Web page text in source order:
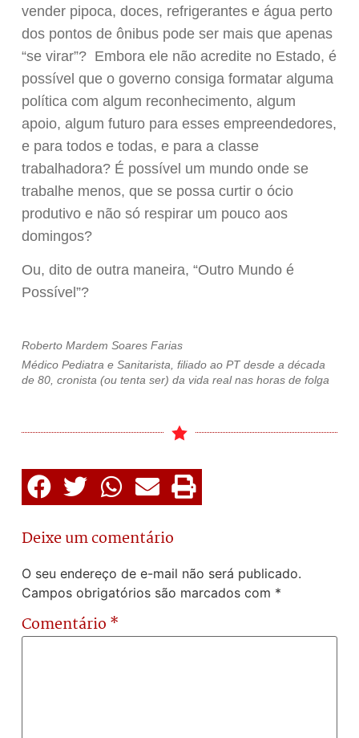
vender pipoca, doces, refrigerantes e água perto
dos pontos de ônibus pode ser mais que apenas
“se virar”? Embora ele não acredite no Estado, é
possível que o governo consiga formatar alguma
política com algum reconhecimento, algum
apoio, algum futuro para esses empreendedores,
e para todos e todas, e para a classe
trabalhadora? É possível um mundo onde se
trabalhe menos, que se possa curtir o ócio
produtivo e não só respirar um pouco aos
domingos?
Ou, dito de outra maneira, “Outro Mundo é
Possível”?
Roberto Mardem Soares Farias
Médico Pediatra e Sanitarista, filiado ao PT desde a década
de 80, cronista (ou tenta ser) da vida real nas horas de folga
Deixe um comentário
O seu endereço de e-mail não será publicado.
Campos obrigatórios são marcados com *
Comentário *